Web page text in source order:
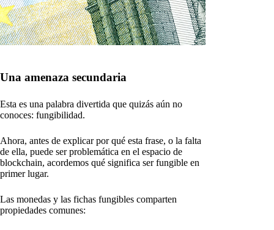
Una amenaza secundaria
Esta es una palabra divertida que quizás aún no
conoces: fungibilidad.
Ahora, antes de explicar por qué esta frase, o la falta
de ella, puede ser problemática en el espacio de
blockchain, acordemos qué significa ser fungible en
primer lugar.
Las monedas y las fichas fungibles comparten
propiedades comunes: